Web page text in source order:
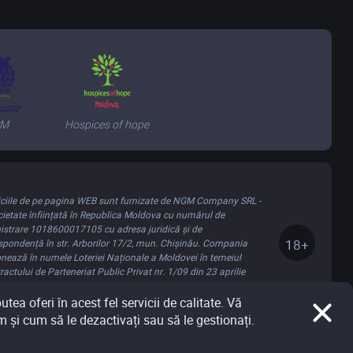
Hospices of hope
de pe pagina WEB sunt furnizate de NGM Company SRL -
înființată în Republica Moldova cu numărul de
1018600017105 cu adresa juridică și de
în str. Arborilor 17/2, mun. Chișinău. Compania
în numele Loteriei Naționale a Moldovei în temeiul
de Parteneriat Public Privat nr. 1/09 din 23 aprilie
18+
oferi în acest fel servicii de calitate. Vă
și cum să le dezactivați sau să le gestionați.